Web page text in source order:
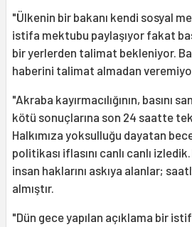
"Ülkenin bir bakanı kendi sosyal
istifa mektubu paylaşıyor fakat
bir yerlerden talimat bekleniyor.
haberini talimat almadan
"Akraba kayırmacılığının, basını
kötü sonuçlarına son 24 saatte
Halkımıza yoksulluğu dayatan
politikası iflasını canlı canlı
insan haklarını askıya alanlar;
almıştır.
"Dün gece yapılan açıklama bir